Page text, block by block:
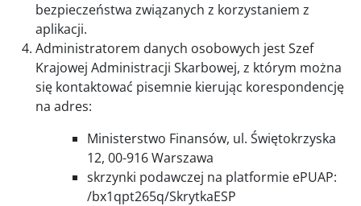
bezpieczeństwa związanych z korzystaniem z
aplikacji.
Administratorem danych osobowych jest Szef
Krajowej Administracji Skarbowej, z którym można
się kontaktować pisemnie kierując korespondencję
na adres:
Ministerstwo Finansów, ul. Świętokrzyska
12, 00-916 Warszawa
skrzynki podawczej na platformie ePUAP:
/bx1qpt265q/SkrytkaESP